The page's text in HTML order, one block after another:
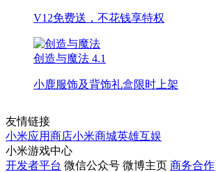
V12免费送，不花钱享特权
创造与魔法 4.1
小鹿服饰及背饰礼盒限时上架
友情链接
小米应用商店小米商城英雄互娱
小米游戏中心
开发者平台 微信公众号 微博主页 商务合作